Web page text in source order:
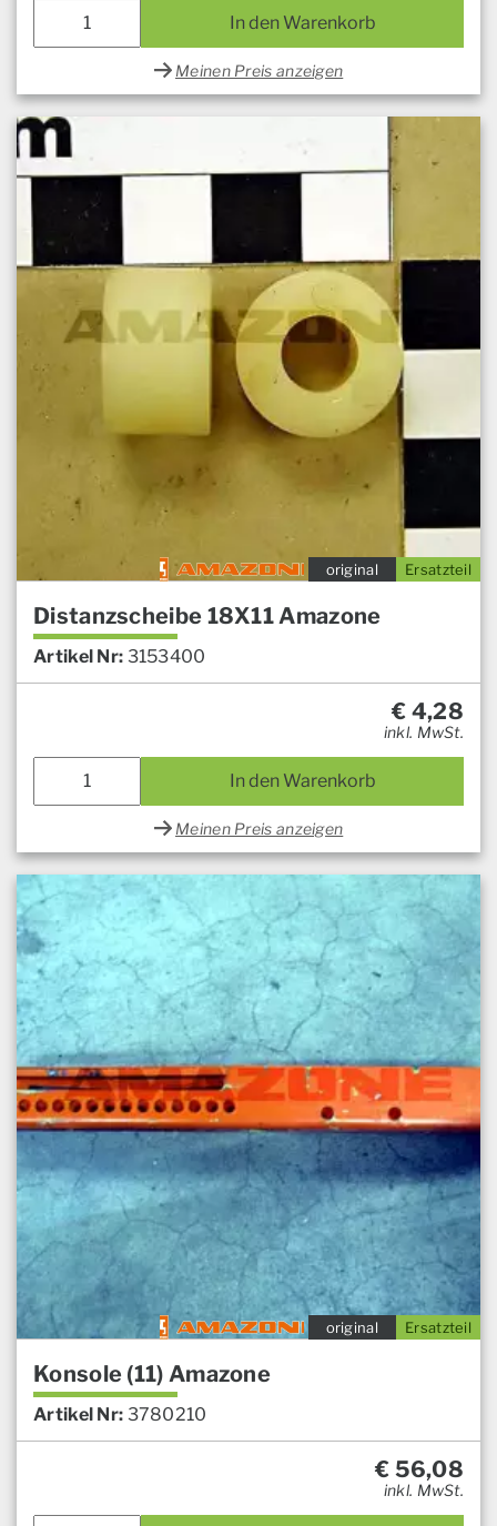
In den Warenkorb
Meinen Preis anzeigen
Ersatzteil
original
Distanzscheibe 18X11 Amazone
Artikel Nr: 3153400
€ 4,28
inkl. MwSt.
In den Warenkorb
Meinen Preis anzeigen
Ersatzteil
original
Konsole (11) Amazone
Artikel Nr: 3780210
€ 56,08
inkl. MwSt.